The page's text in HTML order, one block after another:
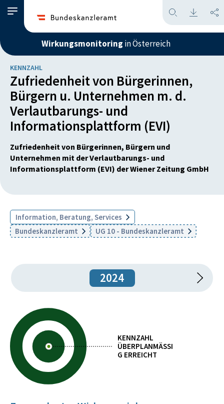
Wirkungsmonitoring in Österreich
KENNZAHL
Zufriedenheit von Bürgerinnen,
Bürgern u. Unternehmen m. d.
Verlautbarungs- und
Informationsplattform (EVI)
Zufriedenheit von Bürgerinnen, Bürgern und
Unternehmen mit der Verlautbarungs- und
Informationsplattform (EVI) der Wiener Zeitung GmbH
Information, Beratung, Services
Bundeskanzleramt
UG 10 - Bundeskanzleramt
2024
KENNZAHL
ÜBERPLANMÄSSIG
ERREICHT